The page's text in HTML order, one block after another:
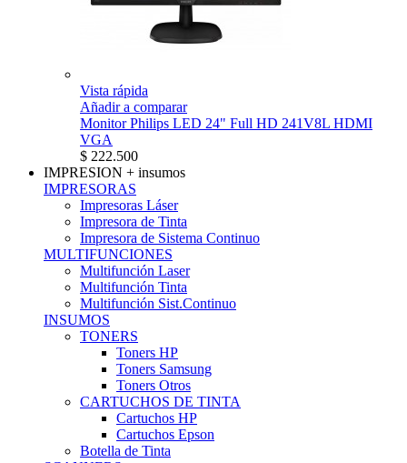
Vista rápida
Añadir a comparar
Monitor Philips LED 24" Full HD 241V8L HDMI
VGA
$ 222.500
IMPRESION + insumos
IMPRESORAS
Impresoras Láser
Impresora de Tinta
Impresora de Sistema Continuo
MULTIFUNCIONES
Multifunción Laser
Multifunción Tinta
Multifunción Sist.Continuo
INSUMOS
TONERS
Toners HP
Toners Samsung
Toners Otros
CARTUCHOS DE TINTA
Cartuchos HP
Cartuchos Epson
Botella de Tinta